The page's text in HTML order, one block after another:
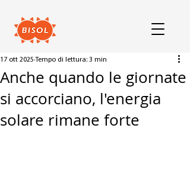
Anche quando le giornate
si accorciano, l'energia
solare rimane forte
17 ott 2025 Tempo di lettura: 3 min